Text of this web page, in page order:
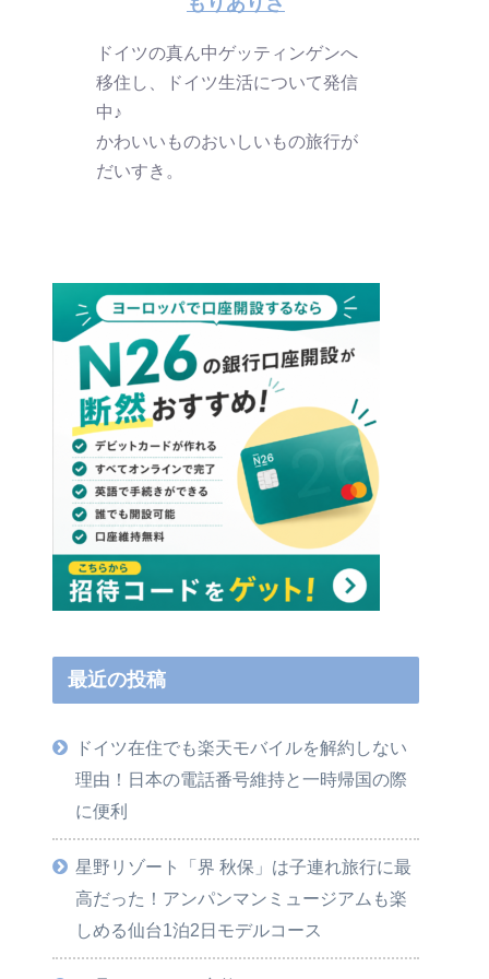
ドイツの真ん中ゲッティンゲンへ
移住し、ドイツ生活について発信
中♪
かわいいものおいしいもの旅行が
だいすき。
最近の投稿
ドイツ在住でも楽天モバイルを解約しない
理由！日本の電話番号維持と一時帰国の際
に便利
星野リゾート「界 秋保」は子連れ旅行に最
高だった！アンパンマンミュージアムも楽
しめる仙台1泊2日モデルコース